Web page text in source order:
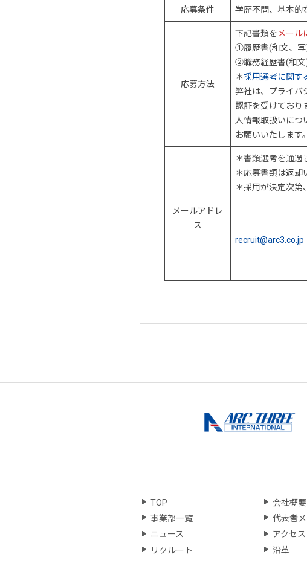
応募条件 学歴不問、基本的
応募方法
下記書類を メール
①履歴書(和文、写
②職務経歴書(和文
＊採用選考に関す
弊社は、プライバ
認証を受けており
人情報取扱いにつ
お願いいたします。
＊書類選考を通過
＊応募書類は返却
＊採用が決定次第
メールアドレ
ス
recruit@arc3.co.jp
TOP
事業部一覧
ニュース
リクルート
会社概要
代表者
アクセス
沿革